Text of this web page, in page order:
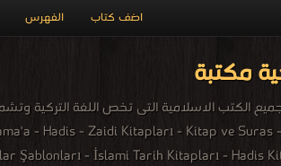
الفهرس اضف كتاب
مكتبة
- Hadis - Zaidi Kitapları - Kitap ve